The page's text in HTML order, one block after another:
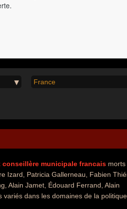
France
municipale francais morts
Izard, Patricia Gallerneau, Fabien
Alain Jamet, Édouard Ferrand, Alain
dans les domaines de la